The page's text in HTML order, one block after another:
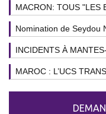
MACRON: TOUS "LES
Nomination de Seydou
INCIDENTS À
MAROC : L’UCS